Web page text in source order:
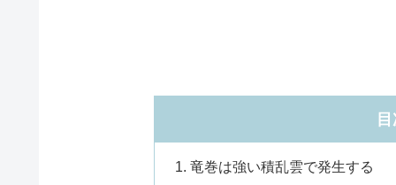
竜巻は強い積乱雲で発生する